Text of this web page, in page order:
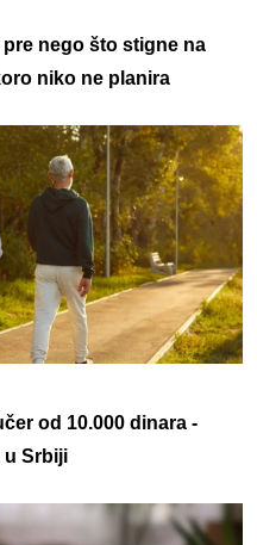
nego što stigne na
niko ne planira
od 10.000 dinara -
u Srbiji